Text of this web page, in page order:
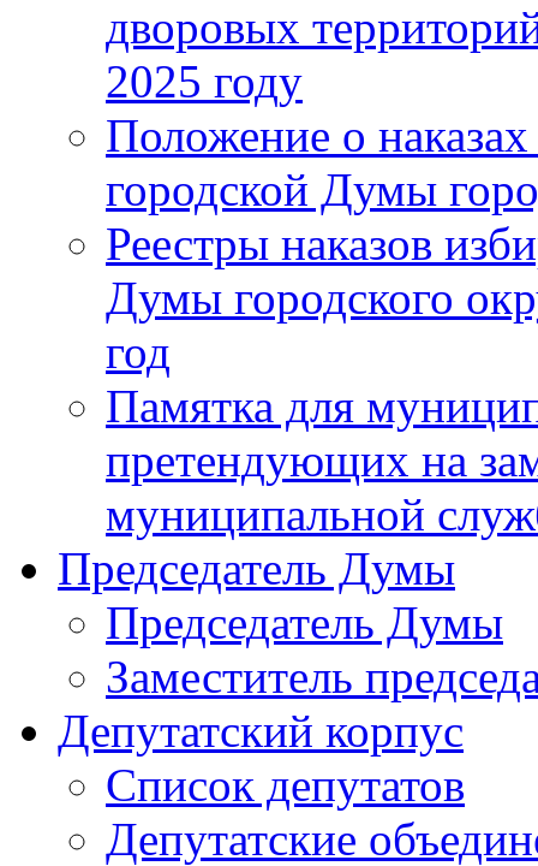
дворовых
2025 году
Положение о
городской Думы
Реестры наказов
Думы городского
год
Памятка для
претендующих на
муниципальной
Председатель Думы
Председатель Думы
Заместитель
Депутатский корпус
Список депутатов
Депутатские